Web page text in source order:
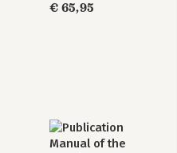
€ 65,95